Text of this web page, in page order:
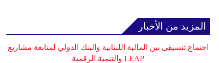
المزيد من الأخبار
اجتماع تنسيقي بين المالية اللبنانية والبنك الدولي لمتابعة مشاريع
LEAP والتنمية الرقمية